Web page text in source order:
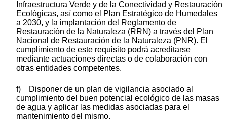
Infraestructura Verde y de la Conectividad y Restauración
Ecológicas, así como el Plan Estratégico de Humedales
a 2030, y la implantación del Reglamento de
Restauración de la Naturaleza (RRN) a través del Plan
Nacional de Restauración de la Naturaleza (PNR). El
cumplimiento de este requisito podrá acreditarse
mediante actuaciones directas o de colaboración con
otras entidades competentes.
f) Disponer de un plan de vigilancia asociado al
cumplimiento del buen potencial ecológico de las masas
de agua y aplicar las medidas asociadas para el
mantenimiento del mismo.